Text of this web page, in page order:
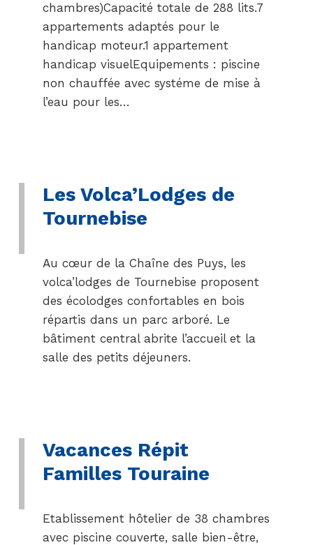
chambres)Capacité totale de 288 lits.7
appartements adaptés pour le
handicap moteur.1 appartement
handicap visuelEquipements : piscine
non chauffée avec systéme de mise à
l’eau pour les…
Les Volca’Lodges de
Tournebise
Au cœur de la Chaîne des Puys, les
volca’lodges de Tournebise proposent
des écolodges confortables en bois
répartis dans un parc arboré. Le
bâtiment central abrite l’accueil et la
salle des petits déjeuners.
Vacances Répit
Familles Touraine
Etablissement hôtelier de 38 chambres
avec piscine couverte, salle bien-être,